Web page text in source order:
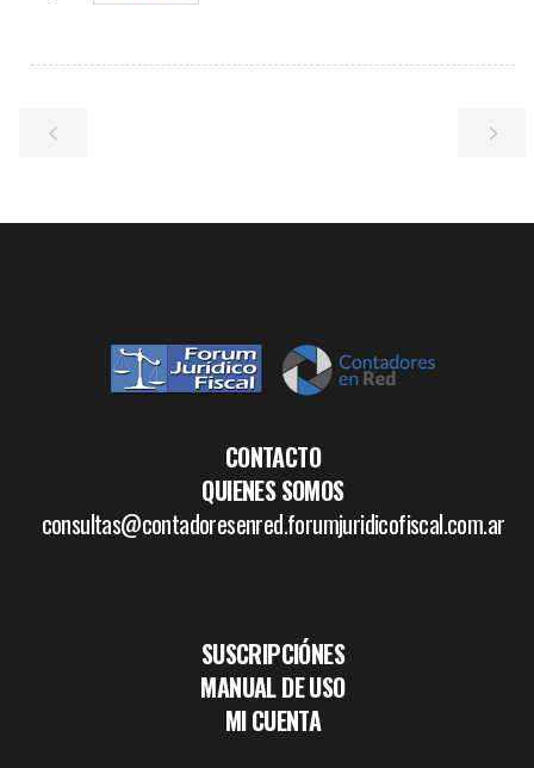
CONTACTO
QUIENES SOMOS
consultas@contadoresenred.forumjuridicofiscal.com.ar
SUSCRIPCIÓNES
MANUAL DE USO
MI CUENTA